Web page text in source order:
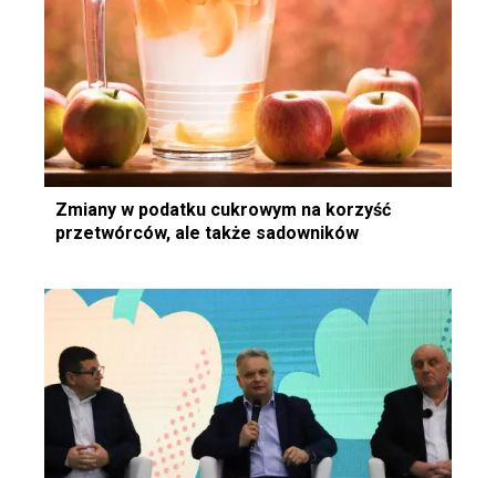
Zmiany w podatku cukrowym na korzyść
przetwórców, ale także sadowników